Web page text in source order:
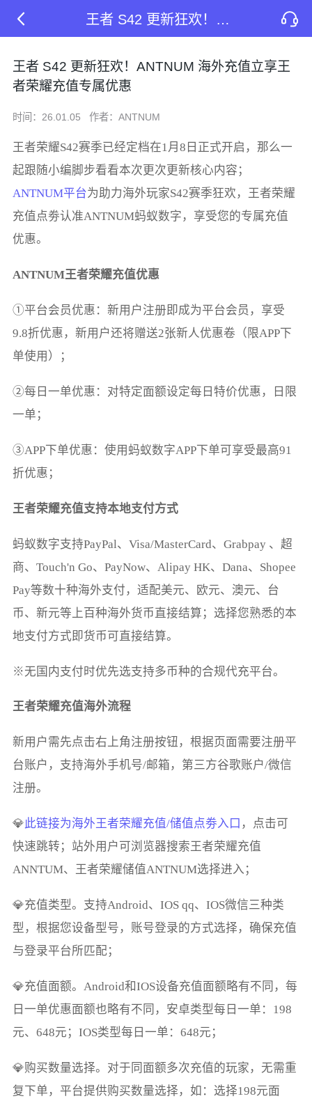
王者 S42 更新狂欢！ANTNUM 海外充值立享王者荣耀充值专属优惠
王者 S42 更新狂欢！ANTNUM 海外充值立享王
者荣耀充值专属优惠
时间：26.01.05 作者：ANTNUM
王者荣耀S42赛季已经定档在1月8日正式开启，那么一
起跟随小编脚步看看本次更次更新核心内容；
ANTNUM平台为助力海外玩家S42赛季狂欢，王者荣耀
充值点劵认准ANTNUM蚂蚁数字，享受您的专属充值
优惠。
ANTNUM王者荣耀充值优惠
①平台会员优惠：新用户注册即成为平台会员，享受
9.8折优惠，新用户还将赠送2张新人优惠卷（限APP下
单使用）；
②每日一单优惠：对特定面额设定每日特价优惠，日限
一单；
③APP下单优惠：使用蚂蚁数字APP下单可享受最高91
折优惠；
王者荣耀充值支持本地支付方式
蚂蚁数字支持PayPal、Visa/MasterCard、Grabpay 、超
商、Touch'n Go、PayNow、Alipay HK、Dana、Shopee
Pay等数十种海外支付，适配美元、欧元、澳元、台
币、新元等上百种海外货币直接结算；选择您熟悉的本
地支付方式即货币可直接结算。
※无国内支付时优先选支持多币种的合规代充平台。
王者荣耀充值海外流程
新用户需先点击右上角注册按钮，根据页面需要注册平
台账户，支持海外手机号/邮箱，第三方谷歌账户/微信
注册。
💎此链接为海外王者荣耀充值/储值点劵入口 ，点击可
快速跳转；站外用户可浏览器搜索王者荣耀充值
ANNTUM、王者荣耀储值ANTNUM选择进入；
💎充值类型。支持Android、IOS qq、IOS微信三种类
型，根据您设备型号，账号登录的方式选择，确保充值
与登录平台所匹配；
💎充值面额。Android和IOS设备充值面额略有不同，每
日一单优惠面额也略有不同，安卓类型每日一单：198
元、648元；IOS类型每日一单：648元；
💎购买数量选择。对于同面额多次充值的玩家，无需重
复下单，平台提供购买数量选择，如：选择198元面